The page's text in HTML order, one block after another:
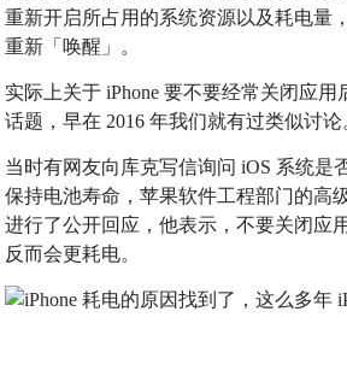
重新开启所占用的系统资源以及耗电量
重新「唤醒」。
实际上关于 iPhone 要不要经常关闭应
话题，早在 2016 年我们就有过类似讨论
当时有网友向库克写信询问 iOS 系统是
保持电池寿命，苹果软件工程部门的高
进行了公开回应，他表示，不要关闭应
反而会更耗电。